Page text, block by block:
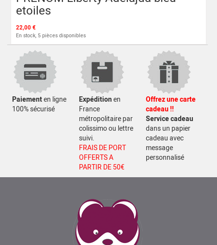
etoiles
22,00 €
En stock, 5 pièces disponibles
Paiementen ligne
100% sécurisé
Expéditionen
France
métropolitaire par
colissimo ou lettre
suivi.
FRAIS DE PORT
OFFERTS A
PARTIR DE 50€
Offrez une carte
cadeau !!
Service cadeau
dans un papier
cadeau avec
message
personnalisé